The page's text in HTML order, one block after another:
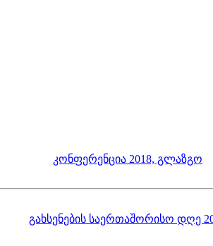
კონფერენცია 2018, გლაზგო
გახსენების საერთაშორისო დღე